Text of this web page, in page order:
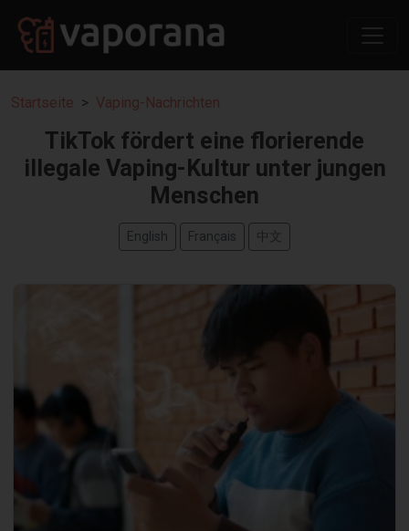
Startseite Vaping-Nachrichten
TikTok fördert eine florierende
illegale Vaping-Kultur unter jungen
Menschen
English Français 中文